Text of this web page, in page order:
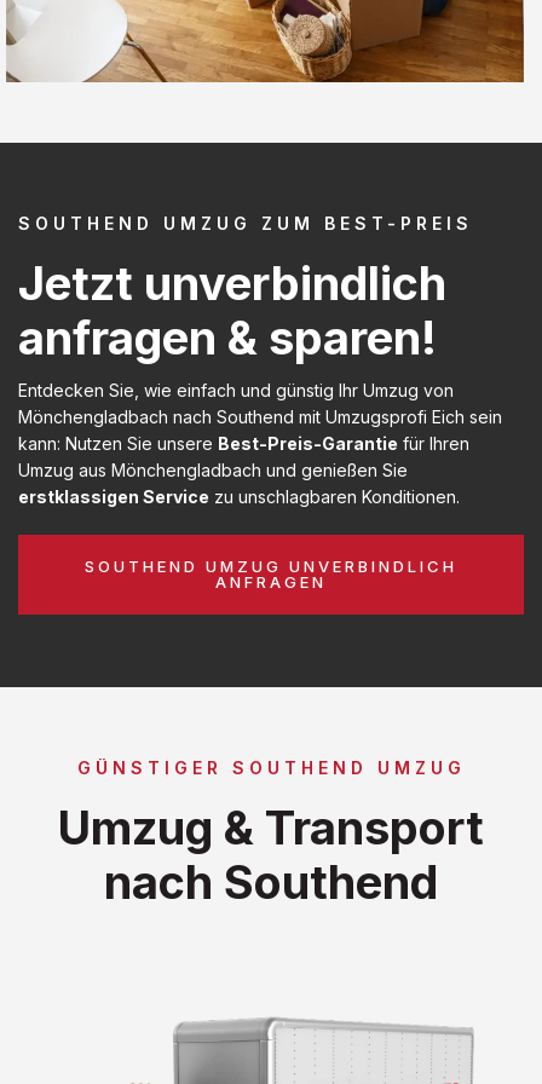
SOUTHEND UMZUG ZUM BEST-PREIS
Jetzt unverbindlich
anfragen & sparen!
Entdecken Sie, wie einfach und günstig Ihr Umzug von
Mönchengladbach nach Southend mit Umzugsprofi Eich sein
kann: Nutzen Sie unsere Best-Preis-Garantie für Ihren
Umzug aus Mönchengladbach und genießen Sie
erstklassigen Service zu unschlagbaren Konditionen.
SOUTHEND UMZUG UNVERBINDLICH
ANFRAGEN
GÜNSTIGER SOUTHEND UMZUG
Umzug & Transport
nach Southend